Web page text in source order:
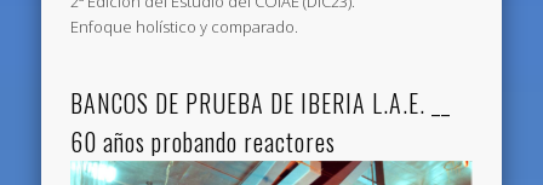
Enfoque holístico y comparado.
BANCOS DE PRUEBA DE IBERIA L.A.E. __
60 años probando reactores